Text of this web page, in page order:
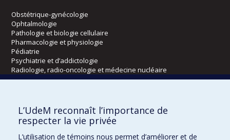
Obstétrique-gynécologie
Ophtalmologie
Pathologie et biologie cellulaire
Pharmacologie et physiologie
Pédiatrie
Psychiatrie et d’addictologie
Radiologie, radio-oncologie et médecine nucléaire
Écoles
Kinésiologie et des sciences de l’activité physique
Orthophonie et audiologie
Réadaptation
L’UdeM reconnaît l’importance de
respecter la vie privée
L’utilisation de témoins nous permet d’améliorer et de